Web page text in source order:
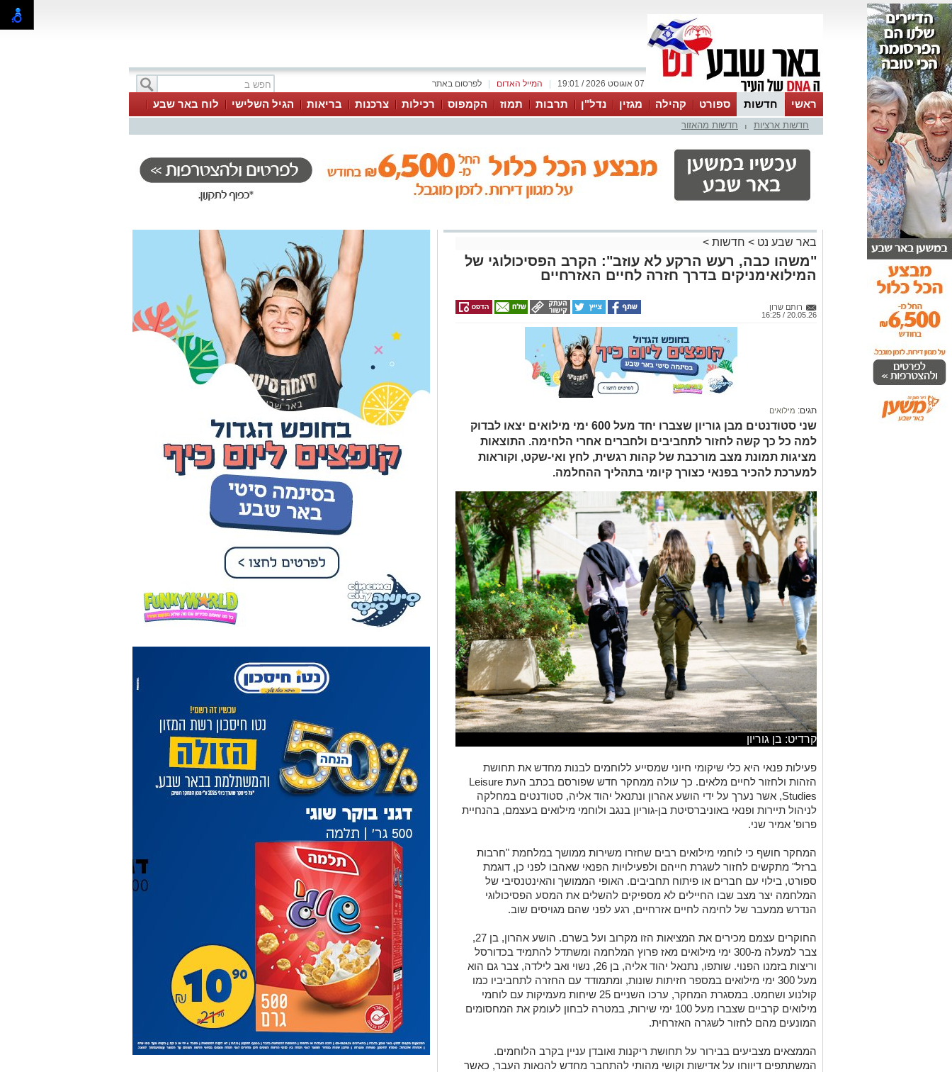
לפרסום באתר המייל האדום 07 אוגוסט 2026 / 19:01
ראשי חדשות ספורט קהילה מגזין נדל"ן תרבות תמוז הקמפוס רכילות צרכנות בריאות הגיל השלישי
לוח באר שבע
עסקים
טיפים והמלצותחדשות ארציות חדשות מהאזור
באר שבע נט > חדשות >
"משהו כבה, רעש הרקע לא עוזב": הקרב הפסיכולוגי של
המילואימניקים בדרך חזרה לחיים האזרחיים
רותם שרון
20.05.26 / 16:25
תגים: מילואים
שני סטודנטים מבן גוריון שצברו יחד מעל 600 ימי מילואים יצאו לבדוק
למה כל כך קשה לחזור לתחביבים ולחברים אחרי הלחימה. התוצאות
מציגות תמונת מצב מורכבת של קהות רגשית, לחץ ואי-שקט, וקוראות
למערכת להכיר בפנאי כצורך קיומי בתהליך ההחלמה.
קרדיט: בן גוריון
פעילות פנאי היא כלי שיקומי חיוני שמסייע ללוחמים לבנות מחדש את תחושת
הזהות ולחזור לחיים מלאים. כך עולה ממחקר חדש שפורסם בכתב העת Leisure
Studies, אשר נערך על ידי הושע אהרון ונתנאל יהוד אליה, סטודנטים במחלקה
לניהול תיירות ופנאי באוניברסיטת בן-גוריון בנגב ולוחמי מילואים בעצמם, בהנחיית
פרופ' אמיר שני.
המחקר חושף כי לוחמי מילואים רבים שחזרו משירות ממושך במלחמת "חרבות
ברזל" מתקשים לחזור לשגרת חייהם ולפעילויות הפנאי שאהבו לפני כן, דוגמת
ספורט, בילוי עם חברים או פיתוח תחביבים. האופי הממושך והאינטנסיבי של
המלחמה יצר מצב שבו החיילים לא מספיקים להשלים את המסע הפסיכולוגי
הנדרש ממעבר של לחימה לחיים אזרחיים, רגע לפני שהם מגויסים שוב.
החוקרים עצמם מכירים את המציאות הזו מקרוב ועל בשרם. הושע אהרון, בן 27,
צבר למעלה מ-300 ימי מילואים מאז פרוץ המלחמה ומשתדל להתמיד בכדורסל
וריצות בזמנו הפנוי. שותפו, נתנאל יהוד אליה, בן 26, נשוי ואב לילדה, צבר גם הוא
מעל 300 ימי מילואים במספר חזיתות שונות, ומתמודד עם החזרה לתחביביו כמו
קולנוע ושחמט. במסגרת המחקר, ערכו השניים 25 שיחות מעמיקות עם לוחמי
מילואים קרביים שצברו מעל 100 ימי שירות, במטרה לבחון לעומק את המחסומים
המונעים מהם לחזור לשגרה האזרחית.
הממצאים מצביעים בבירור על תחושת ריקנות ואובדן עניין בקרב הלוחמים.
המשתתפים דיווחו על אדישות וקושי מהותי להתחבר מחדש להנאות העבר, כאשר